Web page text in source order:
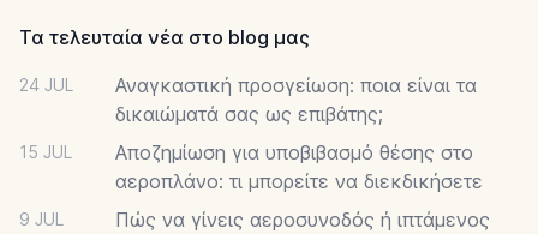
Τα τελευταία νέα στο blog μας
24 JUL
Αναγκαστική προσγείωση: ποια είναι τα
δικαιώματά σας ως επιβάτης;
15 JUL
Αποζημίωση για υποβιβασμό θέσης στο
αεροπλάνο: τι μπορείτε να διεκδικήσετε
9 JUL
Πώς να γίνεις αεροσυνοδός ή ιπτάμενος